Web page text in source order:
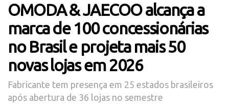
OMODA & JAECOO alcança a
marca de 100 concessionárias
no Brasil e projeta mais 50
novas lojas em 2026
Fabricante tem presença em 25 estados brasileiros
após abertura de 36 lojas no semestre